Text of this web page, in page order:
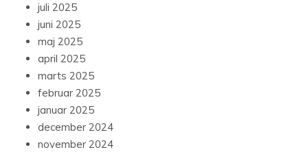
juli 2025
juni 2025
maj 2025
april 2025
marts 2025
februar 2025
januar 2025
december 2024
november 2024